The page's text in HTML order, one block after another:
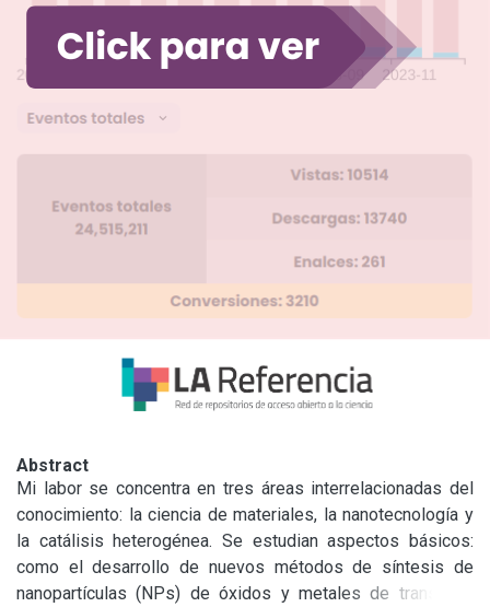
Abstract
Mi labor se concentra en tres áreas interrelacionadas del
conocimiento: la ciencia de materiales, la nanotecnología y
la catálisis heterogénea. Se estudian aspectos básicos:
como el desarrollo de nuevos métodos de síntesis de
nanopartículas (NPs) de óxidos y metales de transición